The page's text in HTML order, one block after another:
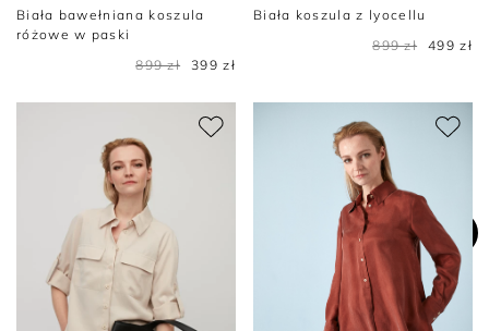
Biała bawełniana koszula
różowe w paski
899 zł
399 zł
Biała koszula z lyocellu
899 zł
499 zł